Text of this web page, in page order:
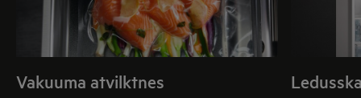
Vakuuma atvilktnes